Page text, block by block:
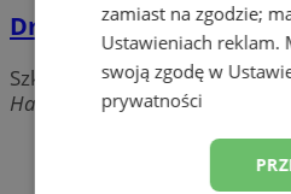
Drumsetpro - Szkoła
Szkoły artystyczne i muzyczne
Harcerska, 41-500 Chorzów
zamiast na zgodzie;
Ustawieniach reklam.
swoją zgodę w
prywatności